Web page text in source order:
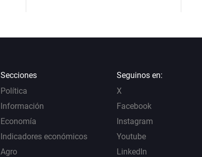
Secciones
Política
Información
Economía
Indicadores económicos
Agro
Seguinos en:
X
Facebook
Instagram
Youtube
LinkedIn